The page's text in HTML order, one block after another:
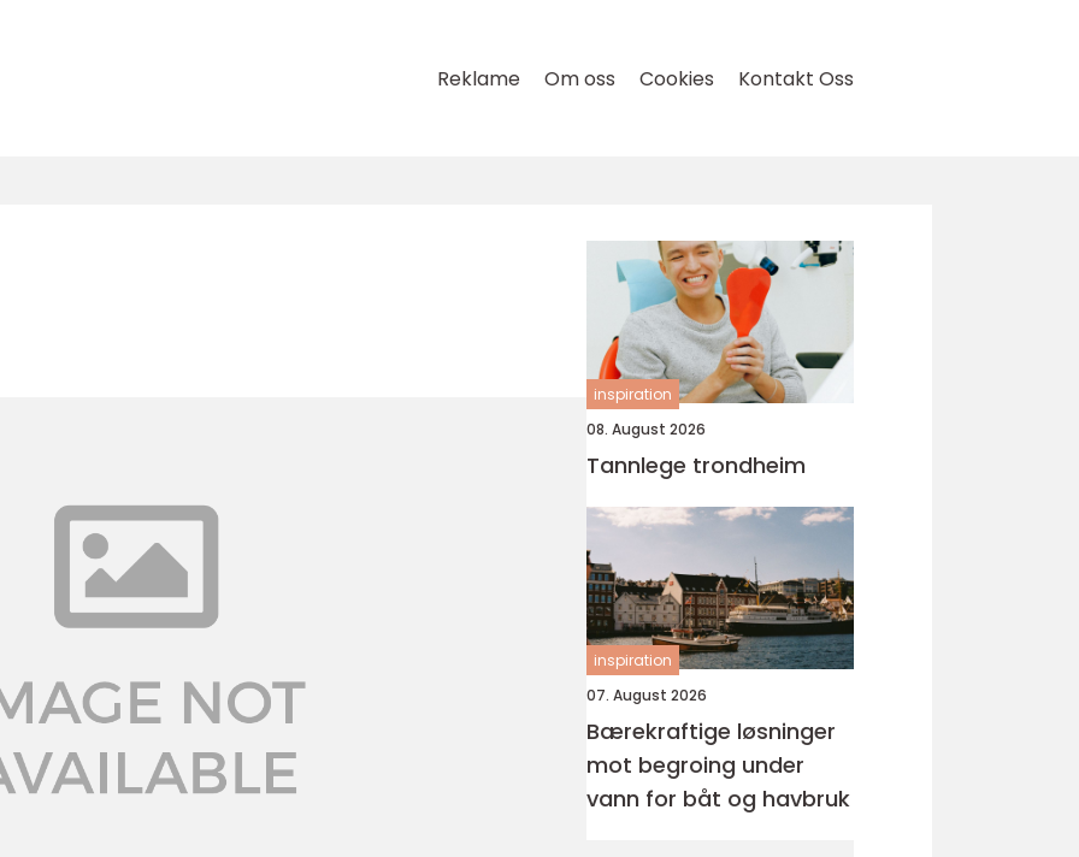
Reklame Om oss Cookies Kontakt Oss
inspiration
08. August 2026
Tannlege trondheim
inspiration
07. August 2026
Bærekraftige løsninger
mot begroing under
vann for båt og havbruk